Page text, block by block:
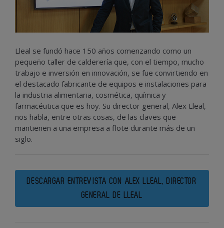
Lleal se fundó hace 150 años comenzando como un
pequeño taller de calderería que, con el tiempo, mucho
trabajo e inversión en innovación, se fue convirtiendo en
el destacado fabricante de equipos e instalaciones para
la industria alimentaria, cosmética, química y
farmacéutica que es hoy. Su director general, Alex Lleal,
nos habla, entre otras cosas, de las claves que
mantienen a una empresa a flote durante más de un
siglo.
DESCARGAR ENTREVISTA CON ALEX LLEAL, DIRECTOR
GENERAL DE LLEAL